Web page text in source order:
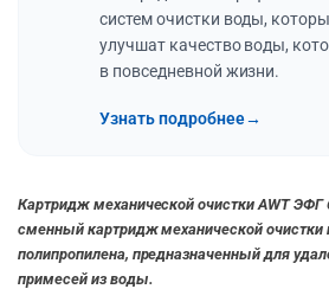
систем очистки воды,
улучшат качество воды,
в повседневной жизни.
Узнать подробнее→
Картридж механической очистки AWT ЭФГ
сменный картридж механической очистки
полипропилена, предназначенный для
примесей из воды.